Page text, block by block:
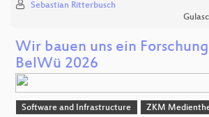
Sebastian Ritterbusch
Wir bauen uns ein
BelWü 2026
Software and Infrastructure
ZKM